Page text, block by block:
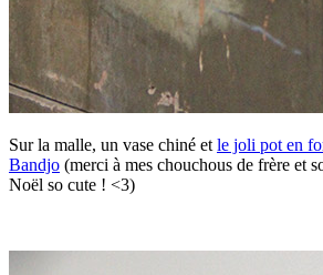
Sur la malle, un vase chiné etle joli pot en
Bandjo (merci à mes chouchous de frère et
Noël so cute ! <3)